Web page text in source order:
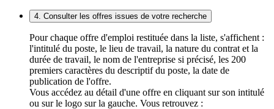
4. Consulter les offres issues de votre recherche
Pour chaque offre d'emploi restituée dans la liste, s'affichent :
l'intitulé du poste, le lieu de travail, la nature du contrat et la
durée de travail, le nom de l'entreprise si précisé, les 200
premiers caractères du descriptif du poste, la date de
publication de l'offre.
Vous accédez au détail d'une offre en cliquant sur son intitulé
ou sur le logo sur la gauche. Vous retrouvez :